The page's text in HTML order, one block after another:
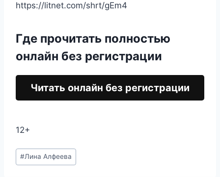
https://litnet.com/shrt/gEm4
Где прочитать полностью
онлайн без регистрации
Читать онлайн без регистрации
12+
Метки
записи:
#Лина Алфеева